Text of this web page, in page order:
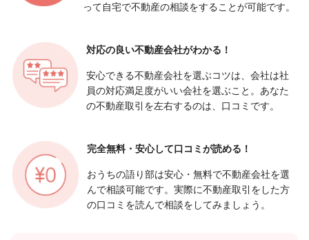
って自宅で不動産の相談をすることが可能です。
対応の良い不動産会社がわかる！
安心できる不動産会社を選ぶコツは、会社は社
員の対応満足度がいい会社を選ぶこと。あなた
の不動産取引を左右するのは、口コミです。
完全無料・安心して口コミが読める！
おうちの語り部は安心・無料で不動産会社を選
んで相談可能です。実際に不動産取引をした方
の口コミを読んで相談をしてみましょう。